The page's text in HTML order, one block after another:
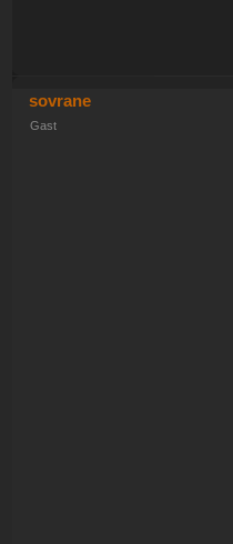
sovrane
Gast